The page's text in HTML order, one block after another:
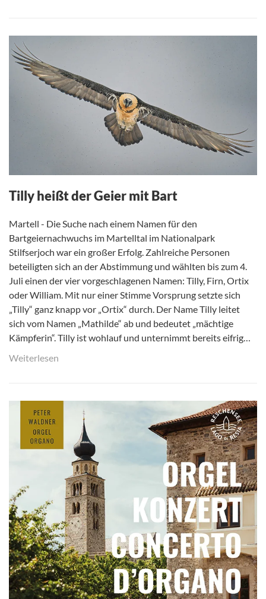
Tilly heißt der Geier mit Bart
Martell - Die Suche nach einem Namen für den
Bartgeiernachwuchs im Martelltal im Nationalpark
Stilfserjoch war ein großer Erfolg. Zahlreiche Personen
beteiligten sich an der Abstimmung und wählten bis zum 4.
Juli einen der vier vorgeschlagenen Namen: Tilly, Firn, Ortix
oder William. Mit nur einer Stimme Vorsprung setzte sich
„Tilly“ ganz knapp vor „Ortix“ durch. Der Name Tilly leitet
sich vom Namen „Mathilde“ ab und bedeutet „mächtige
Kämpferin“. Tilly ist wohlauf und unternimmt bereits eifrig…
Weiterlesen